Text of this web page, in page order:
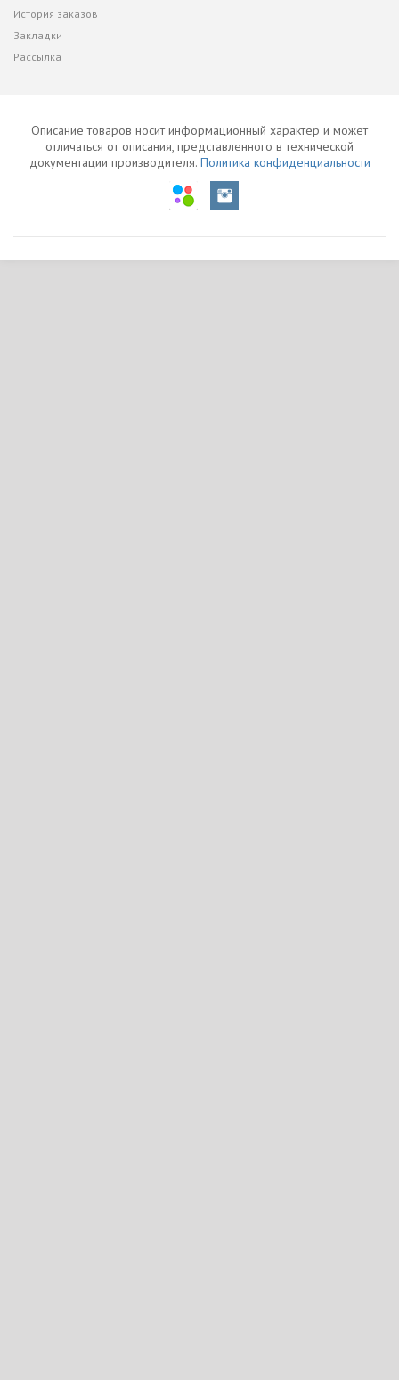
История заказов
Закладки
Рассылка
Описание товаров носит информационный характер и может
отличаться от описания, представленного в технической
документации производителя. Политика конфиденциальности